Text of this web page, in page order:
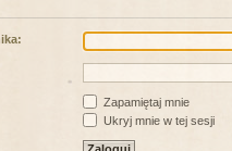
Zapamiętaj mnie
Ukryj mnie w tej sesji